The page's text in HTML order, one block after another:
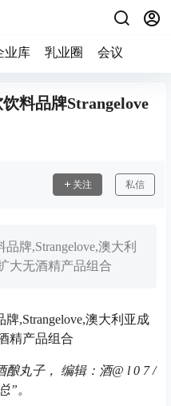
业库 乳业圈 会议
料品牌Strangelove
关注 私信
牌,Strangelove,澳大利
大无酒精产品组合
,Strangelove,澳大利亚成
精产品组合
丸子， 编辑：酒@ l 0 7 /
”。